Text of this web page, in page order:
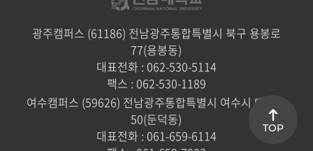
광주캠퍼스 (61186) 전남광주통합특별시 북구 용봉로
77(용봉동)
대표전화 : 062-530-5114
팩스 : 062-530-1189
여수캠퍼스 (59626) 전남광주통합특별시 여수시 대학로
50(둔덕동)
대표전화 : 061-659-6114
TOP